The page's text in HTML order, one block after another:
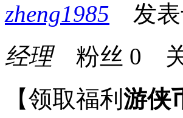
zheng1985 发表
经理粉丝 0
【领取福利 游侠